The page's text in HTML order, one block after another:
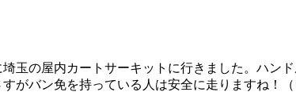
玉の屋内カートサーキットに行きました。ハン
がバン免を持っている人は安全に走りますね！